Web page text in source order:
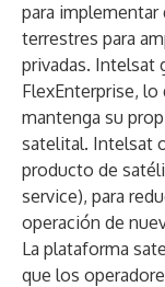
para
terrestres para
privadas. Intelsat
FlexEnterprise, lo
mantenga su
satelital. Intelsat
producto de
service), para
operación de
La plataforma
que los